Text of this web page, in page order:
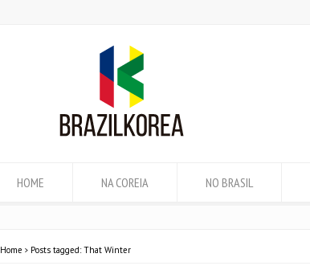
HOME NA COREIA NO BRASIL
Home Posts tagged: That Winter